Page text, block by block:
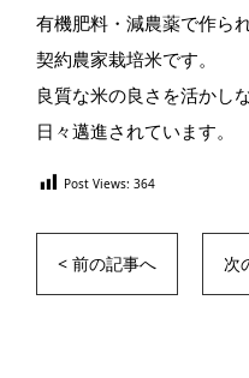
有機肥料・減農薬で作ら
契約農家栽培米です。
良質な米の良さを活かし
日々邁進されています。
Post Views: 364
< 前の記事へ 次